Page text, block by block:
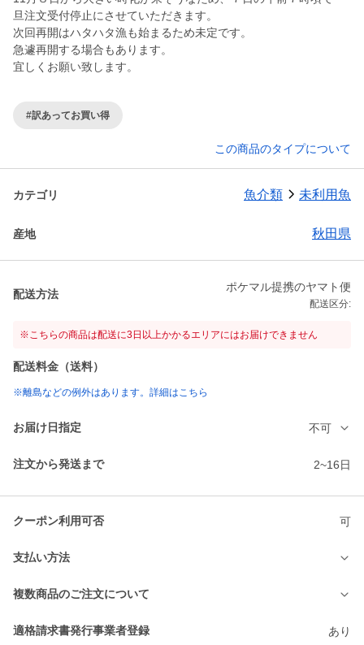
旦注文受付停止にさせていただきます。
次回再開はハタハタ漁も始まるため未定です。
急遽再開する場合もあります。
宜しくお願い致します。
#訳あってお買い得
この商品のタイプについて
カテゴリ 魚介類 未利用魚
産地 秋田県
配送方法
ポケマル提携のヤマト便
配送区分:
※こちらの商品は配送に3日以上かかるエリアにはお届けできません
配送料金（送料）
※離島などの例外はあります。詳細はこちら
お届け日指定 不可
注文から発送まで 2~16日
クーポン利用可否 可
支払い方法
複数商品のご注文について
適格請求書発行事業者登録 あり